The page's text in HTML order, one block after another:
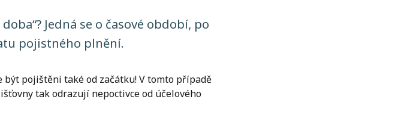
Jedná se o časové období, po
pojistného plnění.
pojištěni také od začátku! V tomto případě
tak odrazují nepoctivce od účelového